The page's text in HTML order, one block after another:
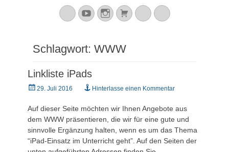
Mastodon
YouTubeInstagramWarenkorb
CloudPeertube
Schlagwort: WWW
Linkliste iPads
Veröffentlicht
29. Juli 2016 Hinterlasse einen Kommentar
Auf dieser Seite möchten wir Ihnen Angebote aus
dem WWW präsentieren, die wir für eine gute und
sinnvolle Ergänzung halten, wenn es um das Thema
“iPad-Einsatz im Unterricht geht”. Auf den Seiten der